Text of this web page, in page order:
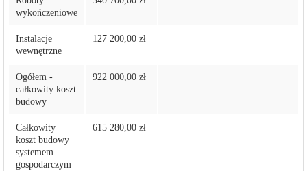
wykończeniowe
Instalacje
wewnętrzne
127 200,00 zł
Ogółem -
całkowity koszt
budowy
922 000,00 zł
Całkowity
koszt budowy
systemem
gospodarczym
615 280,00 zł